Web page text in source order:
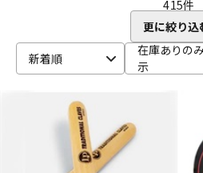
ドラム
415件
更に絞り込
新着順
在庫ありの
示